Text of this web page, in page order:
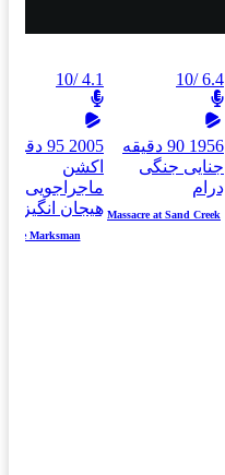
6.4
/10
1956 90 دقیقه
جنایی جنگی
درام
Massacre at Sand Creek
4.1
/10
2005 95 دقیقه
اکشن
ماجراجویی
هیجان انگیز
The Marksman